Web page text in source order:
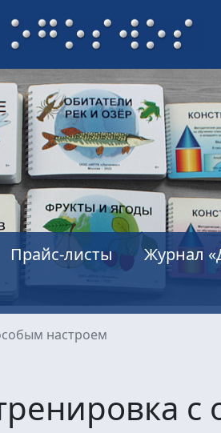
Прайс-листы Журнал
настроем
с